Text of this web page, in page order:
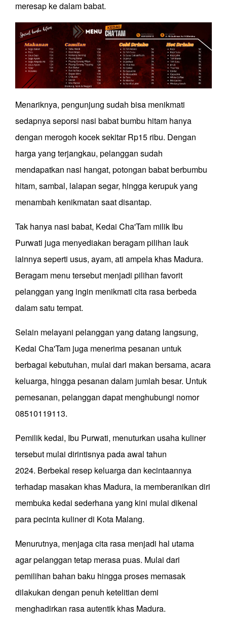
meresap ke dalam babat.
Menariknya, pengunjung sudah bisa menikmati
sedapnya seporsi nasi babat bumbu hitam hanya
dengan merogoh kocek sekitar Rp15 ribu. Dengan
harga yang terjangkau, pelanggan sudah
mendapatkan nasi hangat, potongan babat berbumbu
hitam, sambal, lalapan segar, hingga kerupuk yang
menambah kenikmatan saat disantap.
Tak hanya nasi babat, Kedai Cha'Tam milik Ibu
Purwati juga menyediakan beragam pilihan lauk
lainnya seperti usus, ayam, ati ampela khas Madura.
Beragam menu tersebut menjadi pilihan favorit
pelanggan yang ingin menikmati cita rasa berbeda
dalam satu tempat.
Selain melayani pelanggan yang datang langsung,
Kedai Cha'Tam juga menerima pesanan untuk
berbagai kebutuhan, mulai dari makan bersama, acara
keluarga, hingga pesanan dalam jumlah besar. Untuk
pemesanan, pelanggan dapat menghubungi nomor
08510119113.
Pemilik kedai, Ibu Purwati, menuturkan usaha kuliner
tersebut mulai dirintisnya pada awal tahun
2024. Berbekal resep keluarga dan kecintaannya
terhadap masakan khas Madura, ia memberanikan diri
membuka kedai sederhana yang kini mulai dikenal
para pecinta kuliner di Kota Malang.
Menurutnya, menjaga cita rasa menjadi hal utama
agar pelanggan tetap merasa puas. Mulai dari
pemilihan bahan baku hingga proses memasak
dilakukan dengan penuh ketelitian demi
menghadirkan rasa autentik khas Madura.